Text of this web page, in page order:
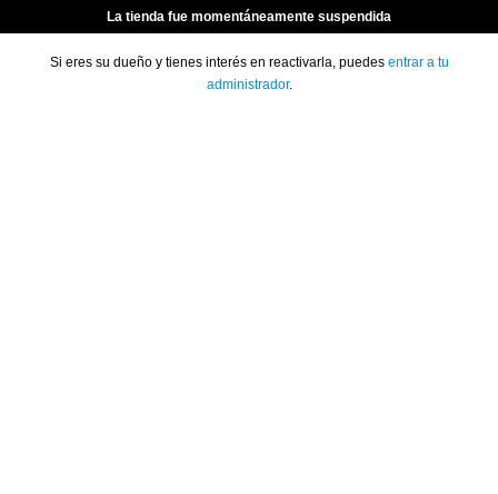
La tienda fue momentáneamente suspendida
Si eres su dueño y tienes interés en reactivarla, puedes entrar a tu
administrador.